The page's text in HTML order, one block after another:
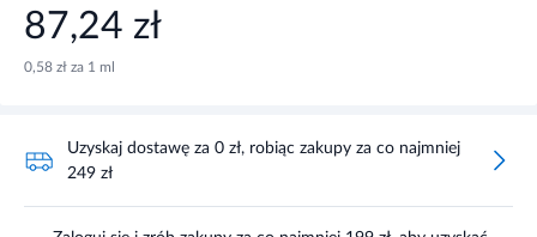
87,24 zł
0,58 zł za 1 ml
Uzyskaj dostawę za 0 zł, robiąc zakupy za co najmniej
249 zł